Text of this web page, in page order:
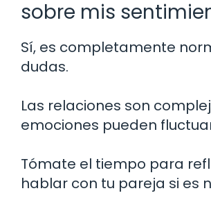
sobre mis
Sí, es completamente
dudas.
Las relaciones son
emociones pueden
Tómate el tiempo para
hablar con tu pareja si es